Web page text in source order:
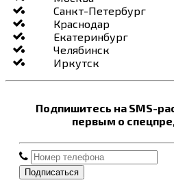
Санкт-Петербург
Краснодар
Екатеринбург
Челябинск
Иркутск
Подпишитесь на SMS-
первым о
Подписаться